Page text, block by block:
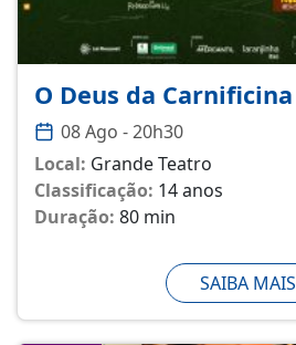
O Deus da Carnificina
08 Ago - 20h30
Local: Grande Teatro
Classificação: 14 anos
Duração: 80 min
SAIBA MAIS